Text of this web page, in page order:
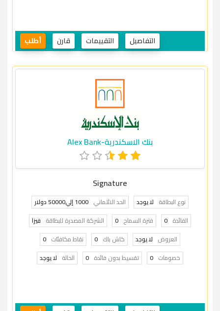
التفاصيل التقييمات قارن أطلب
بنك الاسكندرية-Alex Bank
Signature
نوع البطاقة لا يوجد الحد الائتماني 1000 إلي50000 دولار
الفائدة 0 فترة السماح 0 الشركة المصدرة للبطاقة فيزا
العروض لا يوجد كاش باك 0 نقاط مكافئات 0
خصومات 0 تقسيط بدون فائدة 0 الحالة لا يوجد